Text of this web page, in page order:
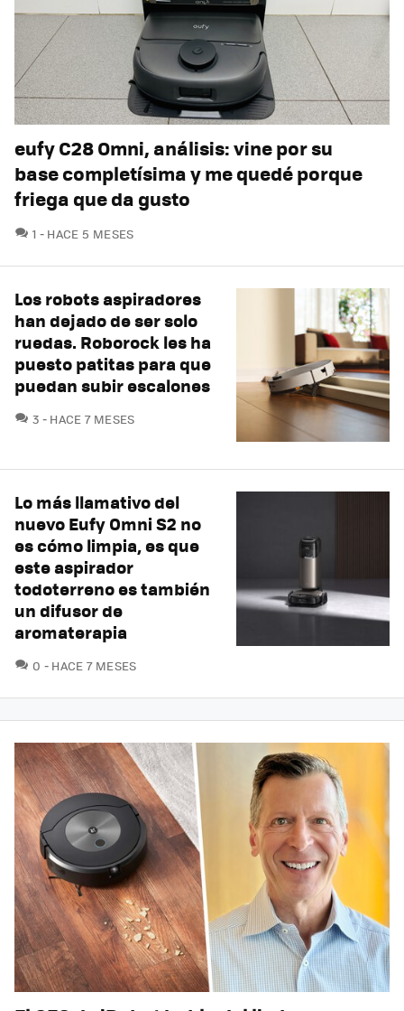
eufy C28 Omni, análisis: vine por su
base completísima y me quedé porque
friega que da gusto
1 COMENTARIOS
HACE 5 MESES
Los robots aspiradores
han dejado de ser solo
ruedas. Roborock les ha
puesto patitas para que
puedan subir escalones
3 COMENTARIOS
HACE 7 MESES
Lo más llamativo del
nuevo Eufy Omni S2 no
es cómo limpia, es que
este aspirador
todoterreno es también
un difusor de
aromaterapia
0 COMENTARIOS
HACE 7 MESES